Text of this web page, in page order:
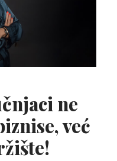
ne
već